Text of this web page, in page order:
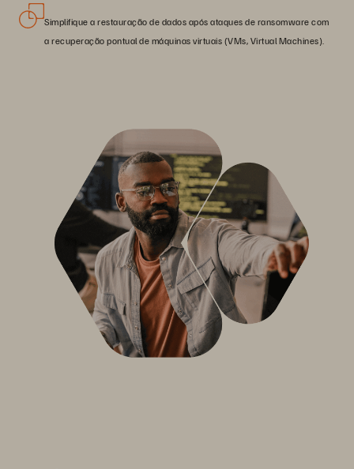
Simplifique a restauração de dados após ataques de ransomware com
a recuperação pontual de máquinas virtuais (VMs, Virtual Machines).